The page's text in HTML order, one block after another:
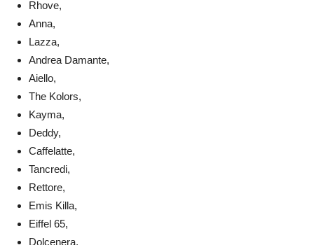
Rhove,
Anna,
Lazza,
Andrea Damante,
Aiello,
The Kolors,
Kayma,
Deddy,
Caffelatte,
Tancredi,
Rettore,
Emis Killa,
Eiffel 65,
Dolcenera,